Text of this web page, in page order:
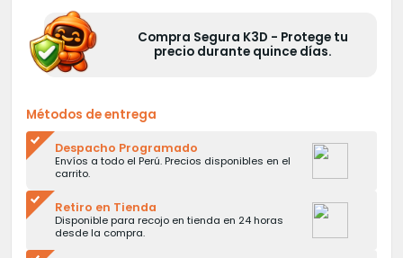
Compra Segura K3D - Protege tu
precio durante quince días.
Métodos de entrega
Despacho Programado
Envíos a todo el Perú. Precios disponibles en el
carrito.
Retiro en Tienda
Disponible para recojo en tienda en 24 horas
desde la compra.